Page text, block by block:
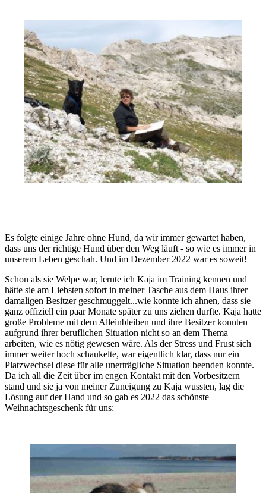
Es folgte einige Jahre ohne Hund, da wir immer gewartet haben,
dass uns der richtige Hund über den Weg läuft - so wie es immer in
unserem Leben geschah. Und im Dezember 2022 war es soweit!
Schon als sie Welpe war, lernte ich Kaja im Training kennen und
hätte sie am Liebsten sofort in meiner Tasche aus dem Haus ihrer
damaligen Besitzer geschmuggelt...wie konnte ich ahnen, dass sie
ganz offiziell ein paar Monate später zu uns ziehen durfte. Kaja hatte
große Probleme mit dem Alleinbleiben und ihre Besitzer konnten
aufgrund ihrer beruflichen Situation nicht so an dem Thema
arbeiten, wie es nötig gewesen wäre. Als der Stress und Frust sich
immer weiter hoch schaukelte, war eigentlich klar, dass nur ein
Platzwechsel diese für alle unerträgliche Situation beenden konnte.
Da ich all die Zeit über im engen Kontakt mit den Vorbesitzern
stand und sie ja von meiner Zuneigung zu Kaja wussten, lag die
Lösung auf der Hand und so gab es 2022 das schönste
Weihnachtsgeschenk für uns: